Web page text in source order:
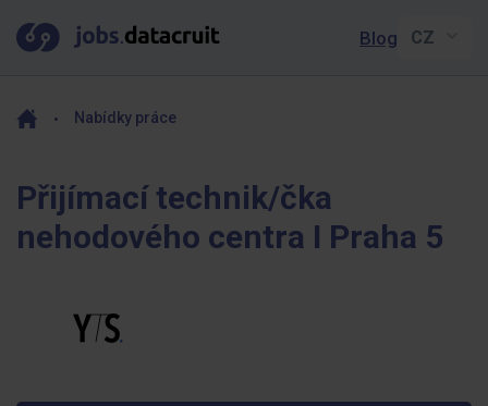
Blog
Nabídky práce
Přijímací technik/čka
nehodového centra I Praha 5